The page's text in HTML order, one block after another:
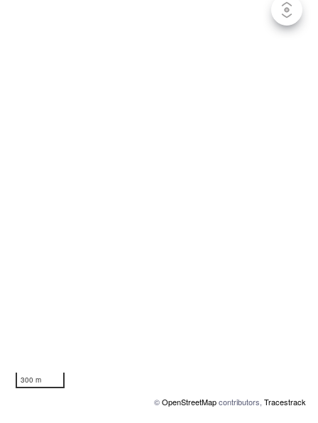
300 m
©OpenStreetMapcontributors, Tracestrack